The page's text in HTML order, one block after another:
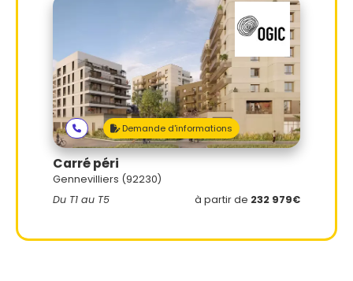
Demande d'informations
Carré péri
Gennevilliers (92230)
Du T1 au T5
à partir de 232 979€